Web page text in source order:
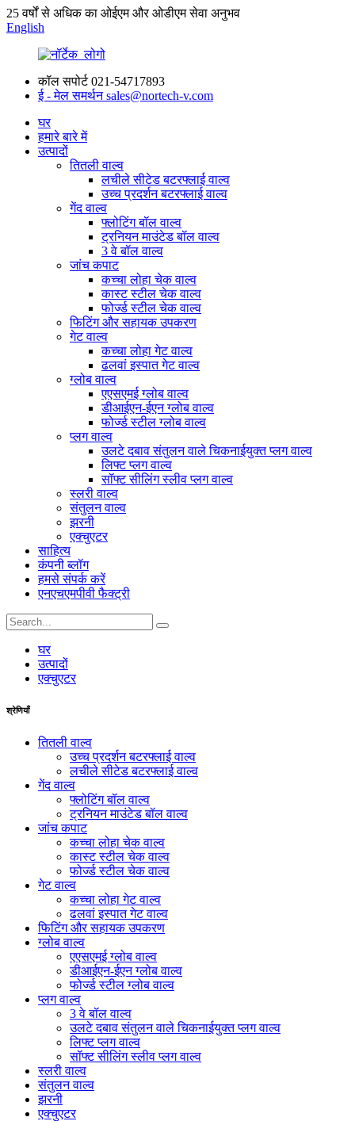
25 वर्षों से अधिक का ओईएम और ओडीएम सेवा अनुभव
English
कॉल सपोर्ट 021-54717893
ई - मेल समर्थन sales@nortech-v.com
घर
हमारे बारे में
उत्पादों
तितली वाल्व
लचीले सीटेड बटरफ्लाई वाल्व
उच्च प्रदर्शन बटरफ्लाई वाल्व
गेंद वाल्व
फ्लोटिंग बॉल वाल्व
ट्रनियन माउंटेड बॉल वाल्व
3 वे बॉल वाल्व
जांच कपाट
कच्चा लोहा चेक वाल्व
कास्ट स्टील चेक वाल्व
फोर्ज्ड स्टील चेक वाल्व
फिटिंग और सहायक उपकरण
गेट वाल्व
कच्चा लोहा गेट वाल्व
ढलवां इस्पात गेट वाल्व
ग्लोब वाल्व
एएसएमई ग्लोब वाल्व
डीआईएन-ईएन ग्लोब वाल्व
फोर्ज्ड स्टील ग्लोब वाल्व
प्लग वाल्व
उलटे दबाव संतुलन वाले चिकनाईयुक्त प्लग वाल्व
लिफ्ट प्लग वाल्व
सॉफ्ट सीलिंग स्लीव प्लग वाल्व
स्लरी वाल्व
संतुलन वाल्व
झरनी
एक्चुएटर
साहित्य
कंपनी ब्लॉग
हमसे संपर्क करें
एनएचएमपीवी फैक्ट्री
घर
उत्पादों
एक्चुएटर
श्रेणियाँ
तितली वाल्व
उच्च प्रदर्शन बटरफ्लाई वाल्व
लचीले सीटेड बटरफ्लाई वाल्व
गेंद वाल्व
फ्लोटिंग बॉल वाल्व
ट्रनियन माउंटेड बॉल वाल्व
जांच कपाट
कच्चा लोहा चेक वाल्व
कास्ट स्टील चेक वाल्व
फोर्ज्ड स्टील चेक वाल्व
गेट वाल्व
कच्चा लोहा गेट वाल्व
ढलवां इस्पात गेट वाल्व
फिटिंग और सहायक उपकरण
ग्लोब वाल्व
एएसएमई ग्लोब वाल्व
डीआईएन-ईएन ग्लोब वाल्व
फोर्ज्ड स्टील ग्लोब वाल्व
प्लग वाल्व
3 वे बॉल वाल्व
उलटे दबाव संतुलन वाले चिकनाईयुक्त प्लग वाल्व
लिफ्ट प्लग वाल्व
सॉफ्ट सीलिंग स्लीव प्लग वाल्व
स्लरी वाल्व
संतुलन वाल्व
झरनी
एक्चुएटर